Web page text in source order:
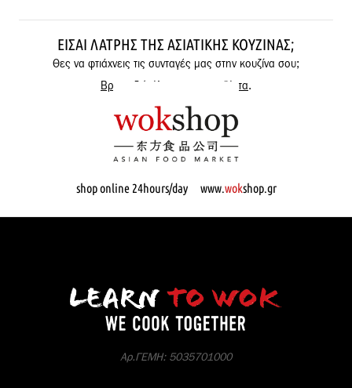
ΕΊΣΑΙ ΛΆΤΡΗΣ ΤΗΣ ΑΣΙΑΤΙΚΉΣ ΚΟΥΖΊΝΑΣ;
Θες να φτιάχνεις τις συνταγές μας στην κουζίνα σου;
Βρες εδώ όλα μας τα προϊόντα.
shop online 24hours/day www.wokshop.gr
Αρ.ΓΕΜΗ: 5035701000